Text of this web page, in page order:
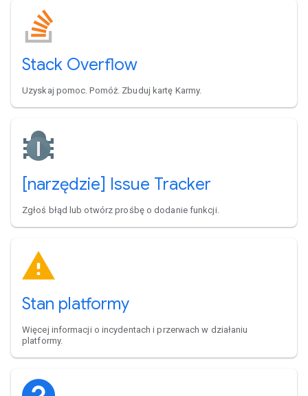
Stack Overflow
Uzyskaj pomoc. Pomóż. Zbuduj kartę Karmy.
[narzędzie] Issue Tracker
Zgłoś błąd lub otwórz prośbę o dodanie funkcji.
Stan platformy
Więcej informacji o incydentach i przerwach w działaniu
platformy.